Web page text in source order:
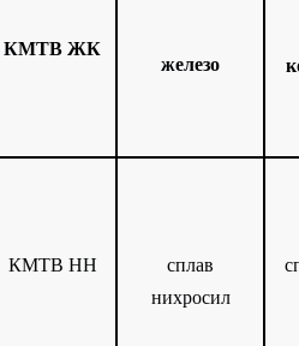
КМТВ ЖК
железо
КМТВ НН
сплав
нихросил